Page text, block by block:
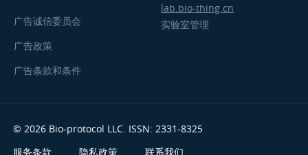
广告诚信委员会
广告政策
广告条款和条件
lab.bio-thing.cn
实验室管理
© 2026 Bio-protocol LLC. ISSN: 2331-8325
服务条款
隐私政策 联系我们